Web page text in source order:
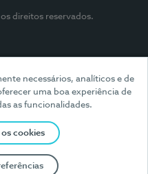
necessários, analíticos e de
uma boa experiência de
as funcionalidades.
cookies
direitos reservados.